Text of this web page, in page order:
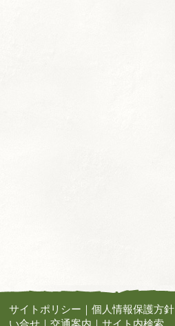
サイトポリシー ｜個人情報保護方針
い合せ ｜交通案内 ｜サイト内検索